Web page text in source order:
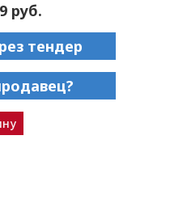
руб.
тендер